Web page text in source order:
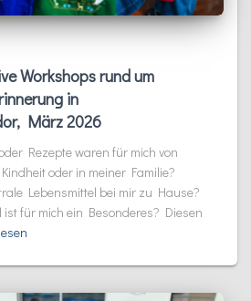
Workshops rund um
in
März 2026
Rezepte waren für mich von
oder in meiner Familie?
Lebensmittel bei mir zu Hause?
ist für mich ein Besonderes? Diesen